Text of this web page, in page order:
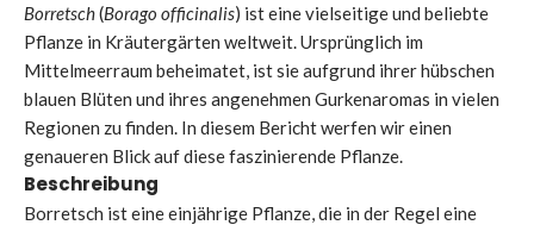
Borretsch(Borago officinalis) ist eine vielseitige und beliebte
Pflanze in Kräutergärten weltweit. Ursprünglich im
Mittelmeerraum beheimatet, ist sie aufgrund ihrer hübschen
blauen Blüten und ihres angenehmen Gurkenaromas in vielen
Regionen zu finden. In diesem Bericht werfen wir einen
genaueren Blick auf diese faszinierende Pflanze.
Beschreibung
Borretsch ist eine einjährige Pflanze, die in der Regel eine